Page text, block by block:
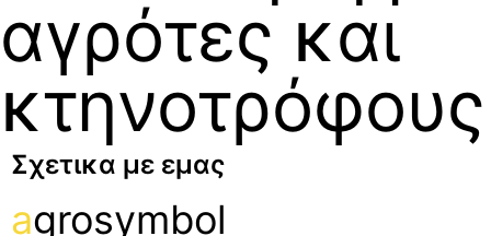
αγρότες και
κτηνοτρόφους
Σχετικα με εμας
agrosymbol